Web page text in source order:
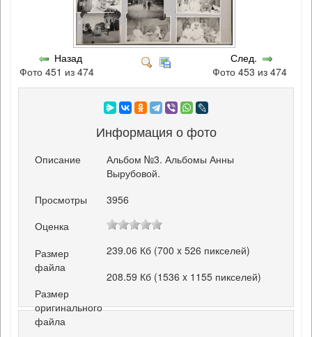
Назад
Фото 451 из 474
След.
Фото 453 из 474
Информация о фото
Описание
Альбом №3. Альбомы Анны
Вырубовой.
Просмотры
3956
Оценка
Размер
файла
239.06 Кб (700 x 526 пикселей)
Размер
оригинального
файла
208.59 Кб (1536 x 1155 пикселей)